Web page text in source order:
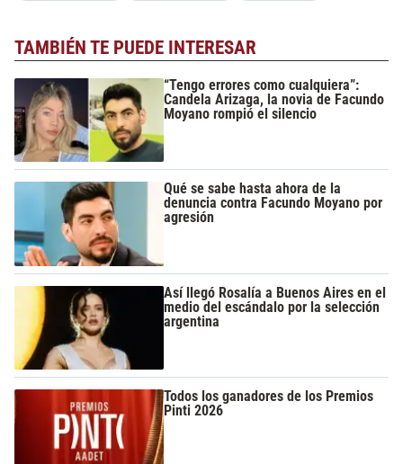
TAMBIÉN TE PUEDE INTERESAR
“Tengo errores como cualquiera”:
Candela Arizaga, la novia de Facundo
Moyano rompió el silencio
Qué se sabe hasta ahora de la
denuncia contra Facundo Moyano por
agresión
Así llegó Rosalía a Buenos Aires en el
medio del escándalo por la selección
argentina
Todos los ganadores de los Premios
Pinti 2026